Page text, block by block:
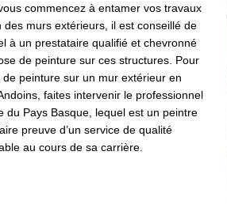
commencez à entamer vos travaux
des murs extérieurs, il est conseillé de
à un prestataire qualifié et chevronné
de peinture sur ces structures. Pour
de peinture sur un mur extérieur en
faites intervenir le professionnel
du Pays Basque, lequel est un peintre
preuve d’un service de qualité
au cours de sa carrière.